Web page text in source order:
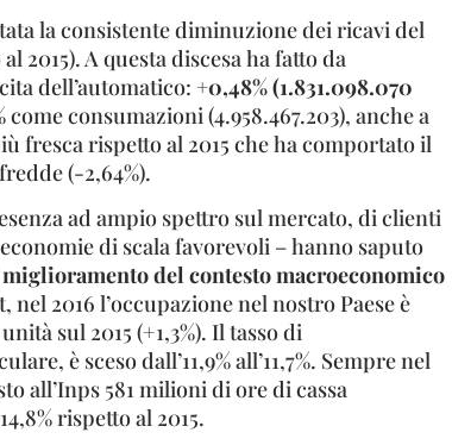
la consistente diminuzione dei ricavi del
2015). A questa discesa ha fatto da
dell’automatico: +0,48% (1.831.098.070
come consumazioni (4.958.467.203), anche a
fresca rispetto al 2015 che ha comportato il
(-2,64%).
ad ampio spettro sul mercato, di clienti
di scala favorevoli – hanno saputo
del contesto macroeconomico
nel 2016 l’occupazione nel nostro Paese è
sul 2015 (+1,3%). Il tasso di
è sceso dall’11,9% all’11,7%. Sempre nel
all’Inps 581 milioni di ore di cassa
rispetto al 2015.